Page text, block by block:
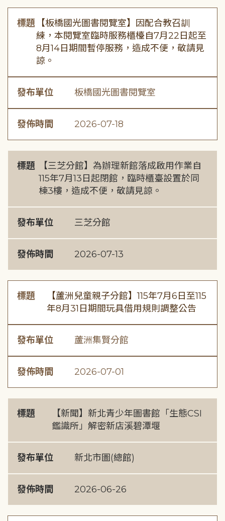
標題
【板橋國光圖書閱覽室】因配合教召訓
練，本閱覽室臨時服務櫃檯自7月22日起至
8月14日期間暫停服務，造成不便，敬請見
諒。
發布單位 板橋國光圖書閱覽室
發佈時間 2026-07-18
標題
【三芝分館】為辦理新館落成啟用作業自
115年7月13日起閉館，臨時櫃臺設置於同
棟3樓，造成不便，敬請見諒。
發布單位 三芝分館
發佈時間 2026-07-13
標題
【蘆洲兒童親子分館】115年7月6日至115
年8月31日期間玩具借用規則調整公告
發布單位 蘆洲集賢分館
發佈時間 2026-07-01
標題
【新聞】新北青少年圖書館「生態CSI
鑑識所」解密新店溪碧潭堰
發布單位 新北市圖(總館)
發佈時間 2026-06-26